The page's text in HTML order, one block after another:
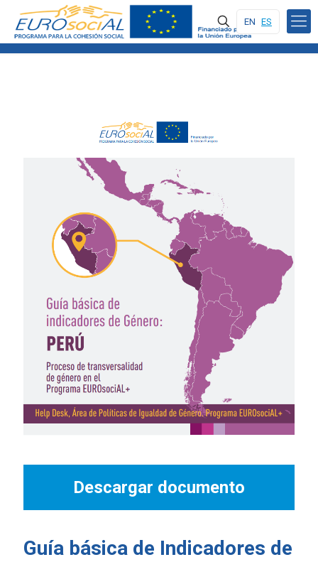
EN ES
Descargar documento
Guía básica de Indicadores de